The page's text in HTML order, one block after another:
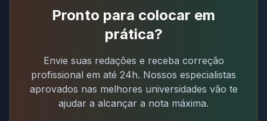
Pronto para colocar em
prática?
Envie suas redações e receba correção
profissional em até 24h. Nossos especialistas
aprovados nas melhores universidades vão te
ajudar a alcançar a nota máxima.